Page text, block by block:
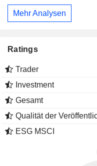
Mehr Analysen
Ratings
Trader
Investment
Gesamt
Qualität der
ESG MSCI